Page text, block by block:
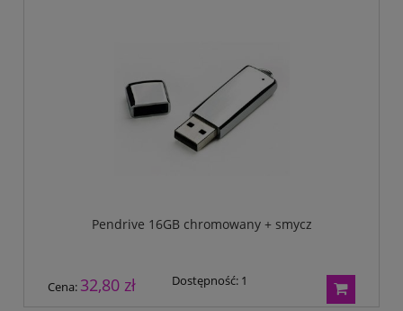
Pendrive 16GB chromowany + smycz
Cena: 32,80 zł Dostępność: 1